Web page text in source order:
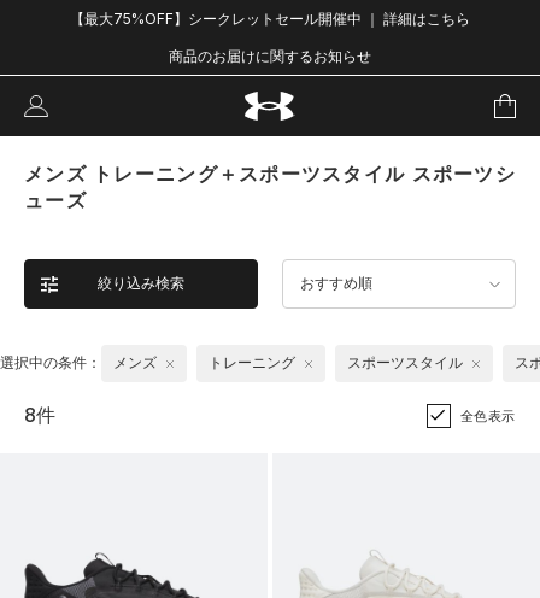
【最大75%OFF】シークレットセール開催中 ｜ 詳細はこちら
商品のお届けに関するお知らせ
メンズ トレーニング＋スポーツスタイル スポーツシ
ューズ
絞り込み検索 おすすめ順
選択中の条件： メンズ トレーニング スポーツスタイル ス
8件 全色表示